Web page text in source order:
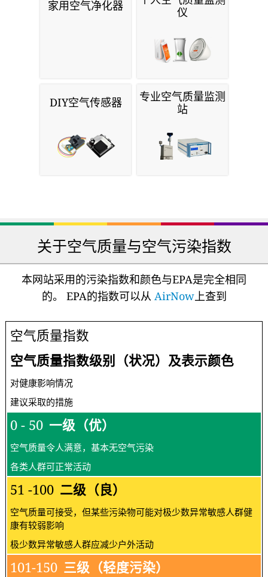
家用空气净化器
仪
DIY空气传感器
专业空气质量监测
站
关于空气质量与空气污染指数
本网站采用的污染指数和颜色与EPA是完全相同
的。 EPA的指数可以从 AirNow上查到
空气质量指数
空气质量指数级别（状况）及表示颜色
对健康影响情况
建议采取的措施
0 - 50 一级（优）
空气质量令人满意，基本无空气污染
各类人群可正常活动
51 -100 二级（良）
空气质量可接受，但某些污染物可能对极少数异常敏感人群健
康有较弱影响
极少数异常敏感人群应减少户外活动
101-150 三级（轻度污染）